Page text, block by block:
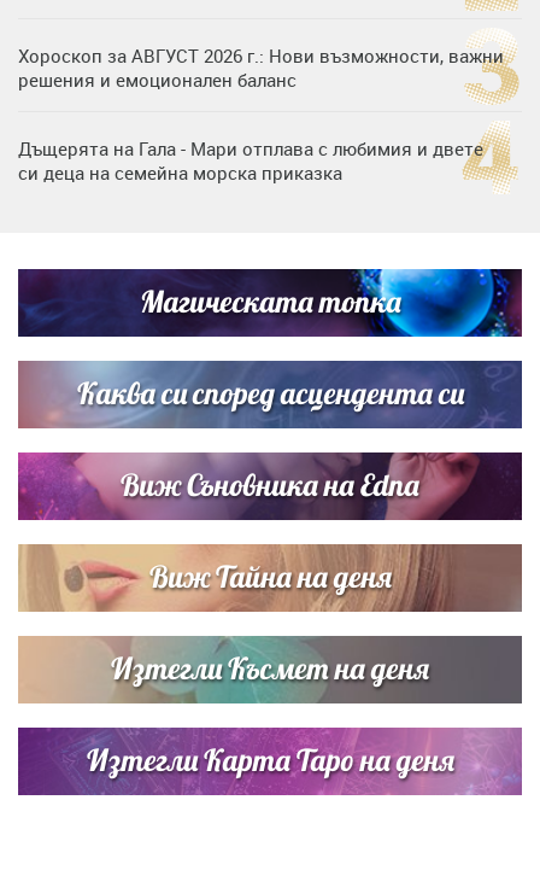
Хороскоп за АВГУСТ 2026 г.: Нови възможности, важни
решения и емоционален баланс
Дъщерята на Гала - Мари отплава с любимия и двете
си деца на семейна морска приказка
Димов издадоха своето любимо място
Дъщерята на Тодор Батков вдигна сватба, Стоичков и
Братя Аргирови я изненадаха с песен
Магическата топка
Каква си според асцендента си
Виж Съновника на Edna
Виж Тайна на деня
Изтегли Късмет на деня
Изтегли Карта Таро на деня